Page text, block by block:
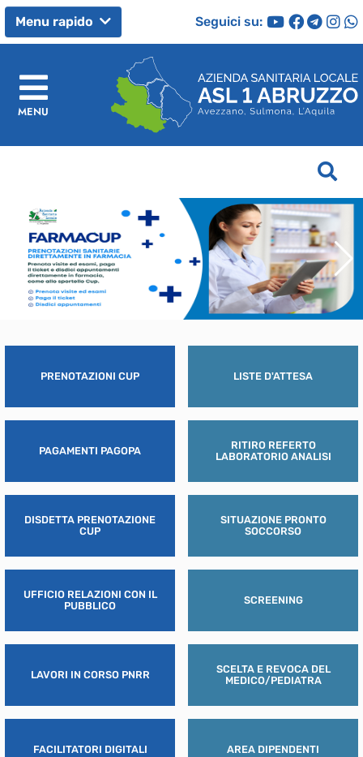
Menu rapido Seguici su:
MENU
PRENOTAZIONI CUP LISTE D'ATTESA
PAGAMENTI PAGOPA
RITIRO REFERTO
LABORATORIO ANALISI
DISDETTA PRENOTAZIONE
CUP
SITUAZIONE PRONTO
SOCCORSO
UFFICIO RELAZIONI CON IL
PUBBLICO
SCREENING
LAVORI IN CORSO PNRR
SCELTA E REVOCA DEL
MEDICO/PEDIATRA
FACILITATORI DIGITALI AREA DIPENDENTI